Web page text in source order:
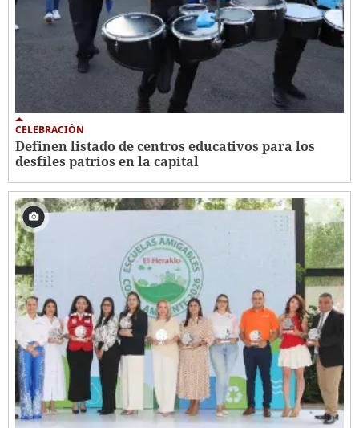
CELEBRACIÓN
Definen listado de centros educativos para los
desfiles patrios en la capital